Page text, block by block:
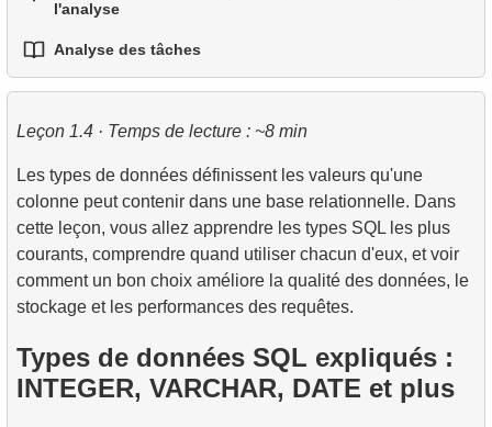
5.
FULL OUTER JOIN — Tout combiner des deux
8.Scénarios et techniques pratiques de JOIN
9.Algorithmes de jointure
10.Opérations sur les ensembles de données
CTE Récursives
fenêtre
3.L'instruction DELETE
2.Les instructions TRUNCATE et DROP TABLE
3.Tables temporaires
4.Vues (VIEW)
requetes
5. Introduction aux index SQL
4.Comment fonctionnent les index B-tree
l'analyse
1.Traitement pratique des chaînes en SQL
pour l'analyse des données
Analyse des tâches
1.L'option de vol la plus rapide
Calculer le taux d'occupation moyen des vols
3. Carte des sièges d'avion
Leçon 1.4 · Temps de lecture : ~8 min
Les types de données définissent les valeurs qu'une
colonne peut contenir dans une base relationnelle. Dans
cette leçon, vous allez apprendre les types SQL les plus
courants, comprendre quand utiliser chacun d'eux, et voir
comment un bon choix améliore la qualité des données, le
stockage et les performances des requêtes.
Types de données SQL expliqués :
INTEGER, VARCHAR, DATE et plus